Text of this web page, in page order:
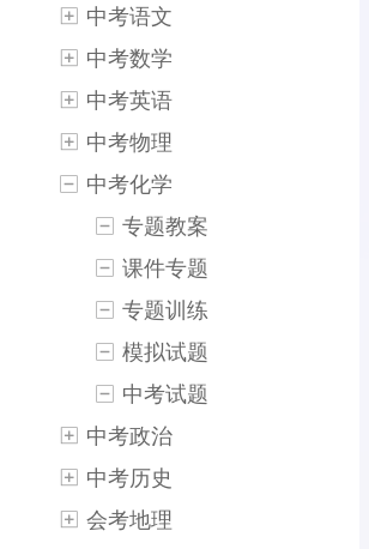
中考语文
中考数学
中考英语
中考物理
中考化学
专题教案
课件专题
专题训练
模拟试题
中考试题
中考政治
中考历史
会考地理